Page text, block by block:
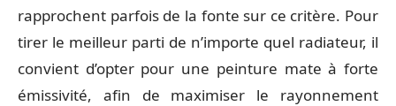
rapprochent parfois de la fonte sur ce critère. Pour
tirer le meilleur parti de n’importe quel radiateur, il
convient d’opter pour une peinture mate à forte
émissivité, afin de maximiser le rayonnement